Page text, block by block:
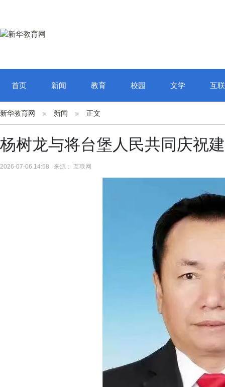
首页 新闻 教育 校园 文学 互
新华教育网 新闻 正文
杨树龙与将台堡人民共同庆祝
2026-07-06 14:58 来源： 互联网